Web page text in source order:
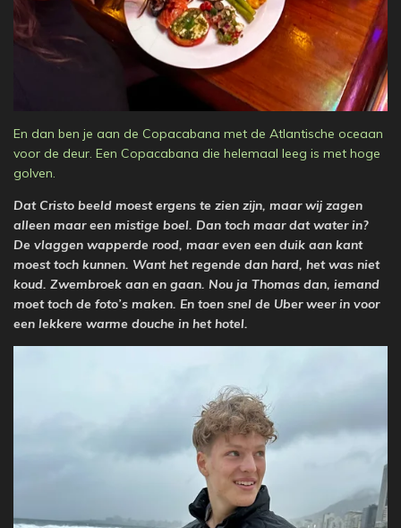
En dan ben je aan de Copacabana met de Atlantische oceaan
voor de deur. Een Copacabana die helemaal leeg is met hoge
golven.
Dat Cristo beeld moest ergens te zien zijn, maar wij zagen
alleen maar een mistige boel. Dan toch maar dat water in?
De vlaggen wapperde rood, maar even een duik aan kant
moest toch kunnen. Want het regende dan hard, het was niet
koud. Zwembroek aan en gaan. Nou ja Thomas dan, iemand
moet toch de foto’s maken. En toen snel de Uber weer in voor
een lekkere warme douche in het hotel.